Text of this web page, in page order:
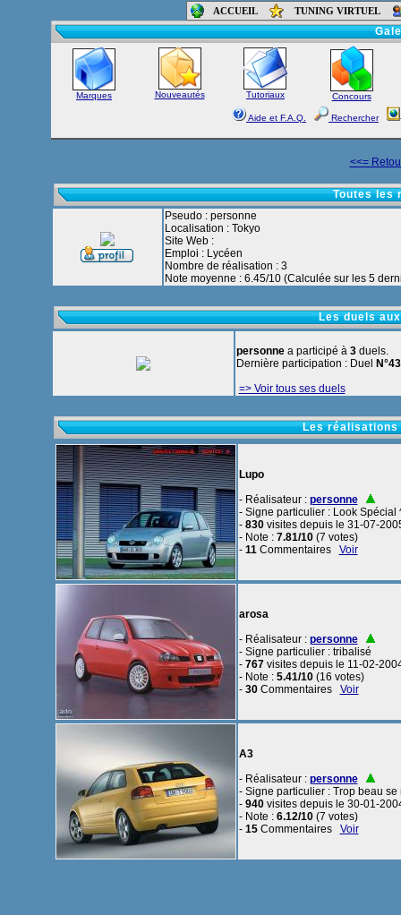
ACCUEIL TUNING VIRTUEL
Accueil-
Marques Nouveautés Tutoriaux Concours
Aide et F.A.Q. Rechercher
<<=
Toutes les
Pseudo : personne
Localisation : Tokyo
Site Web :
Emploi : Lycéen
Nombre de réalisation : 3
Note moyenne : 6.45/10 (Calculée sur les 5
Les duels
personnea participé à 3duels.
Dernière participation : Duel
=> Voir tous ses duels
Les réalisations
Lupo
- Réalisateur : personne
- Signe particulier : Look Spécial
- 830visites depuis le 31-07-
- Note : 7.81/10(7 votes)
- 11Commentaires Voir
arosa
- Réalisateur : personne
- Signe particulier : tribalisé
- 767visites depuis le 11-02-
- Note : 5.41/10(16 votes)
- 30Commentaires Voir
A3
- Réalisateur : personne
- Signe particulier : Trop beau
- 940visites depuis le 30-01-
- Note : 6.12/10(7 votes)
- 15Commentaires Voir